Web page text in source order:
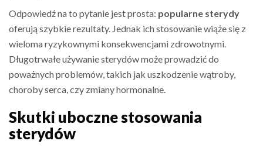
Odpowiedź na to pytanie jest prosta: popularne sterydy
oferują szybkie rezultaty. Jednak ich stosowanie wiąże się z
wieloma ryzykownymi konsekwencjami zdrowotnymi.
Długotrwałe używanie sterydów może prowadzić do
poważnych problemów, takich jak uszkodzenie wątroby,
choroby serca, czy zmiany hormonalne.
Skutki uboczne stosowania
sterydów